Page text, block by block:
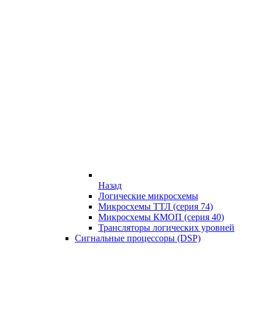
Назад
Логические микросхемы
Микросхемы ТТЛ (серия 74)
Микросхемы КМОП (серия 40)
Трансляторы логических уровней
Сигнальные процессоры (DSP)